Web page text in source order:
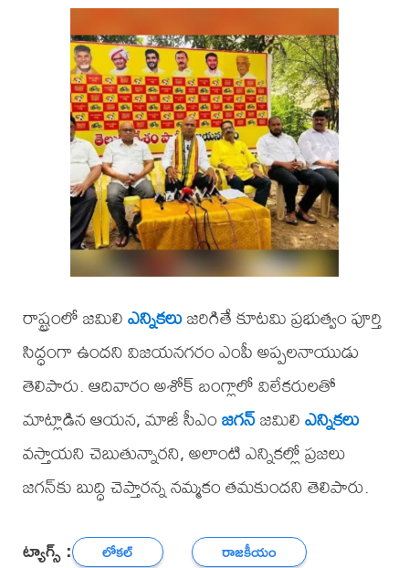
రాష్ట్రంలో జమిలిఎన్నికలుజరిగితే కూటమి ప్రభుత్వం పూర్తి
సిద్ధంగా ఉందని విజయనగరం ఎంపీ అప్పలనాయుడు
తెలిపారు. ఆదివారం అశోక్ బంగ్లాలో విలేకరులతో
మాట్లాడిన ఆయన, మాజీ సీఎంజగన్జమిలిఎన్నికలు
వస్తాయని చెబుతున్నారని, అలాంటి ఎన్నికల్లో ప్రజలు
జగన్‌కు బుద్ధి చెప్తారన్న నమ్మకం తమకుందని తెలిపారు.
ట్యాగ్స్ : లోకల్
రాజకీయం